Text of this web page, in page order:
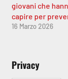
giovani che
capire per
16 Marzo 2026
Privacy